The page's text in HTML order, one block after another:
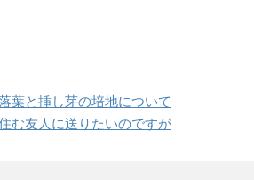
葉と挿し芽の培地について
む友人に送りたいのですが